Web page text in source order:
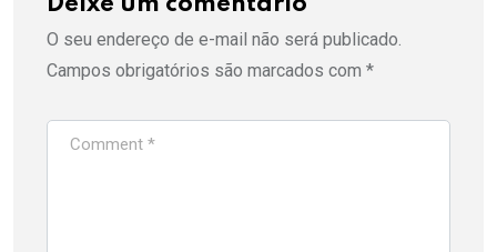
O seu endereço de e-mail não será publicado.
Campos obrigatórios são marcados com *